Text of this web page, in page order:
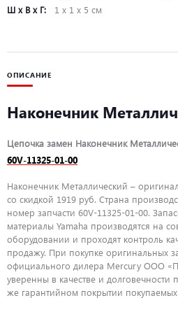
Ш х В х Г:
1 х 1 х 5 см
ОПИСАНИЕ
Наконечник
Цепочка замен Наконечник
60V-11325-01-00
Наконечник Металлический –
со скидкой 1919 руб. Страна
номер запчасти 60V-11325-01-00.
материалы Yamaha производятся на
оборудовании и проходят контроль
продажу. При покупке оригинальных
официального дилера Mercury ООО
уверенны в качестве и долговечности
же гарантийном покрытии покупаемых